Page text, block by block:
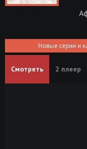
Новые серии и
Смотреть 2 плеер